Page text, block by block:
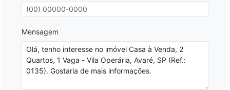
Mensagem